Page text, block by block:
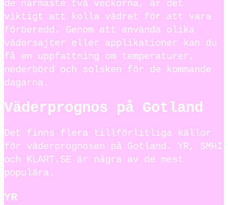
de närmaste två veckorna, är det
viktigt att kolla vädret för att vara
förberedd. Genom att använda olika
vädersajter eller applikationer kan du
få en uppfattning om temperaturer,
nederbörd och solsken för de kommande
dagarna.
Väderprognos på Gotland
Det finns flera tillförlitliga källor
för väderprognosen på Gotland. YR, SMHI
och KLART.SE är några av de mest
populära.
YR